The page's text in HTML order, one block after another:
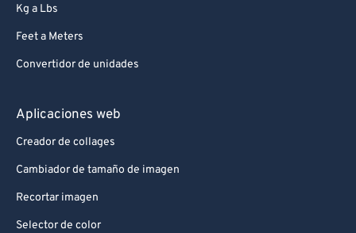
Kg a Lbs
Feet a Meters
Convertidor de unidades
Aplicaciones web
Creador de collages
Cambiador de tamaño de imagen
Recortar imagen
Selector de color